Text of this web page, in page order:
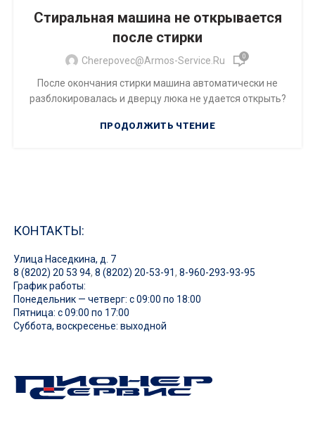
Стиральная машина не открывается
после стирки
Cherepovec@armos-Service.ru 0
После окончания стирки машина автоматически не
разблокировалась и дверцу люка не удается открыть?
ПРОДОЛЖИТЬ ЧТЕНИЕ
КОНТАКТЫ:
Улица Наседкина, д. 7
8 (8202) 20 53 94,8 (8202) 20-53-91,8-960-293-93-95
График работы:
Понедельник — четверг: с 09:00 по 18:00
Пятница: с 09:00 по 17:00
Суббота, воскресенье: выходной